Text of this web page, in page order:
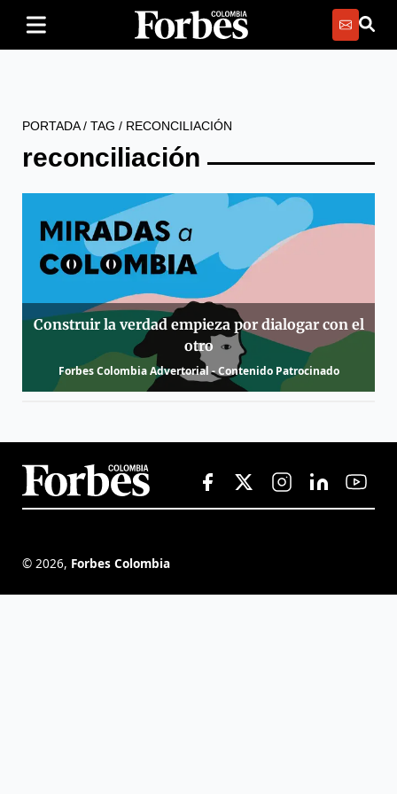
PORTADA/ TAG / RECONCILIACIÓN
reconciliación
Construir la verdad empieza por dialogar con el
otro
Forbes Colombia Advertorial - Contenido Patrocinado
© 2026, Forbes Colombia